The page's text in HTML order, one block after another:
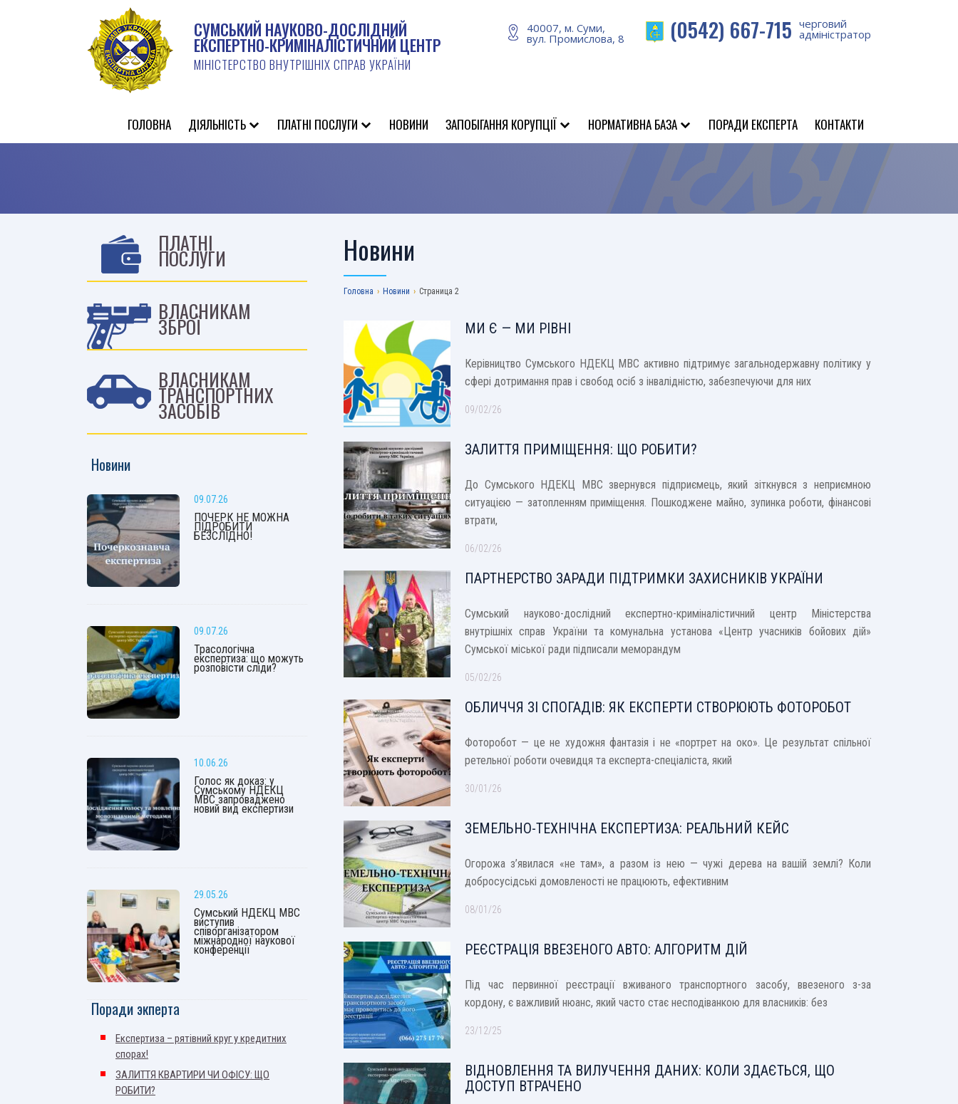
СУМСЬКИЙ НАУКОВО-ДОСЛІДНИЙ
ЕКСПЕРТНО-КРИМІНАЛІСТИЧНИЙ ЦЕНТР
МІНІСТЕРСТВО ВНУТРІШНІХ СПРАВ УКРАЇНИ
40007, м. Суми,
вул. Промислова, 8 (0542) 667-715 черговий
адміністратор
ГОЛОВНА ДIЯЛЬНIСТЬ ПЛАТНІ ПОСЛУГИ НОВИНИ ЗАПОБІГАННЯ КОРУПЦІЇ НОРМАТИВНА БАЗА ПОРАДИ ЕКСПЕРТА КОНТАКТИ
ПЛАТНІ
ПОСЛУГИ
ВЛАСНИКАМ
ЗБРОЇ
ВЛАСНИКАМ
ТРАНСПОРТНИХ
ЗАСОБІВ
Новини
09.07.26
ПОЧЕРК НЕ МОЖНА
ПІДРОБИТИ
БЕЗСЛІДНО!
09.07.26
Трасологічна
експертиза: що можуть
розповісти сліди?
10.06.26
Голос як доказ: у
Сумському НДЕКЦ
МВС запроваджено
новий вид експертизи
29.05.26
Сумський НДЕКЦ МВС
виступив
співорганізатором
міжнародної наукової
конференції
Поради экперта
Експертиза – рятівний круг у кредитних
спорах!
ЗАЛИТТЯ КВАРТИРИ ЧИ ОФІСУ: ЩО
РОБИТИ?
Новини
Головна › Новини › Страница 2
МИ Є — МИ РІВНІ
Керівництво Сумського НДЕКЦ МВС активно підтримує загальнодержавну політику у
сфері дотримання прав і свобод осіб з інвалідністю, забезпечуючи для них
09/02/26
ЗАЛИТТЯ ПРИМІЩЕННЯ: ЩО РОБИТИ?
До Сумського НДЕКЦ МВС звернувся підприємець, який зіткнувся з неприємною
ситуацією — затопленням приміщення. Пошкоджене майно, зупинка роботи, фінансові
втрати,
06/02/26
ПАРТНЕРСТВО ЗАРАДИ ПІДТРИМКИ ЗАХИСНИКІВ УКРАЇНИ
Сумський науково-дослідний експертно-криміналістичний центр Міністерства
внутрішніх справ України та комунальна установа «Центр учасників бойових дій»
Сумської міської ради підписали меморандум
05/02/26
ОБЛИЧЧЯ ЗІ СПОГАДІВ: ЯК ЕКСПЕРТИ СТВОРЮЮТЬ ФОТОРОБОТ
Фоторобот — це не художня фантазія і не «портрет на око». Це результат спільної
ретельної роботи очевидця та експерта-спеціаліста, який
30/01/26
ЗЕМЕЛЬНО-ТЕХНІЧНА ЕКСПЕРТИЗА: РЕАЛЬНИЙ КЕЙС
Огорожа з’явилася «не там», а разом із нею — чужі дерева на вашій землі? Коли
добросусідські домовленості не працюють, ефективним
08/01/26
РЕЄСТРАЦІЯ ВВЕЗЕНОГО АВТО: АЛГОРИТМ ДІЙ
Під час первинної реєстрації вживаного транспортного засобу, ввезеного з-за
кордону, є важливий нюанс, який часто стає несподіванкою для власників: без
23/12/25
ВІДНОВЛЕННЯ ТА ВИЛУЧЕННЯ ДАНИХ: КОЛИ ЗДАЄТЬСЯ, ЩО
ДОСТУП ВТРАЧЕНО